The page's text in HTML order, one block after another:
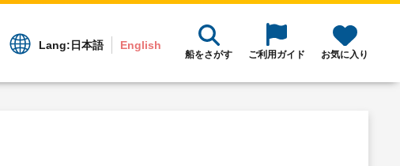
Lang: 日本語 English
船をさがす ご利用ガイド お気に入り